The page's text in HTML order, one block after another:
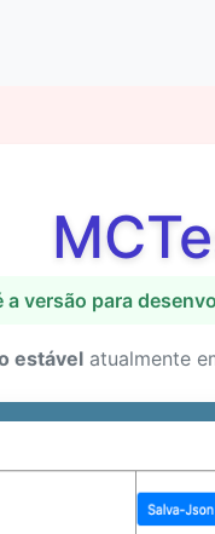
a versão para
estávelatualmente